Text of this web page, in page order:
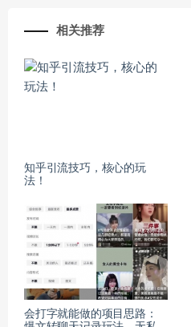
相关推荐
知乎引流技巧，核心的玩
法！
会打字就能做的项目思路：